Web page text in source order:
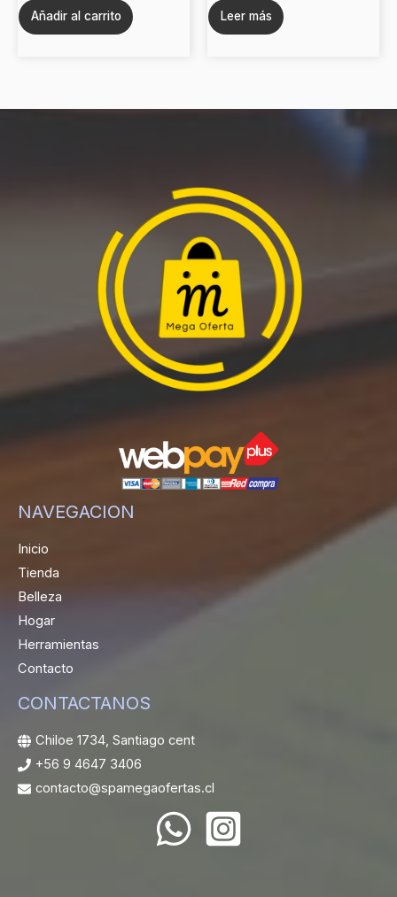
Añadir al carrito Leer más
NAVEGACION
Inicio
Tienda
Belleza
Hogar
Herramientas
Contacto
CONTACTANOS
Chiloe 1734, Santiago cent
+56 9 4647 3406
contacto@spamegaofertas.cl